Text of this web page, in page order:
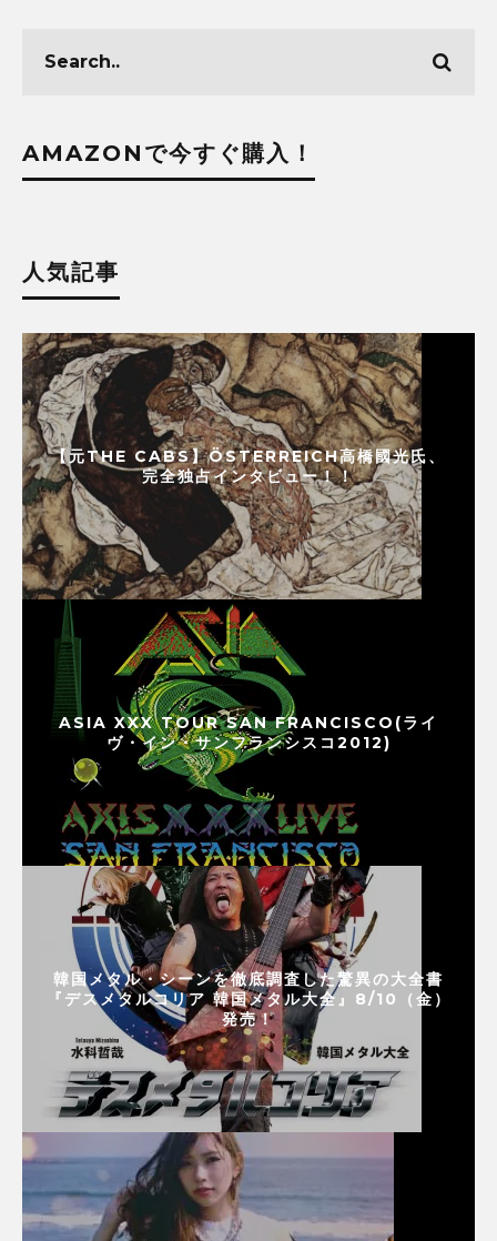
AMAZONで今すぐ購入！
人気記事
【元THE CABS】ÖSTERREICH高橋國光氏、
完全独占インタビュー！！
ASIA XXX TOUR SAN FRANCISCO(ライ
ヴ・イン・サンフランシスコ2012)
韓国メタル・シーンを徹底調査した驚異の大全書
『デスメタルコリア 韓国メタル大全』8/10（金）
発売！